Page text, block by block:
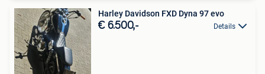
Harley Davidson FXD Dyna 97 evo
€ 6.500,- Details